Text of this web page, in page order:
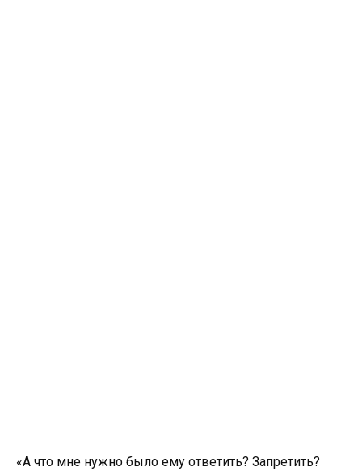
«А что мне нужно было ему ответить? Запретить?